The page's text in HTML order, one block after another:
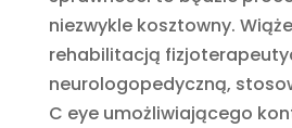
niezwykle kosztowny.
rehabilitacją
neurologopedyczną,
C eye umożliwiającego